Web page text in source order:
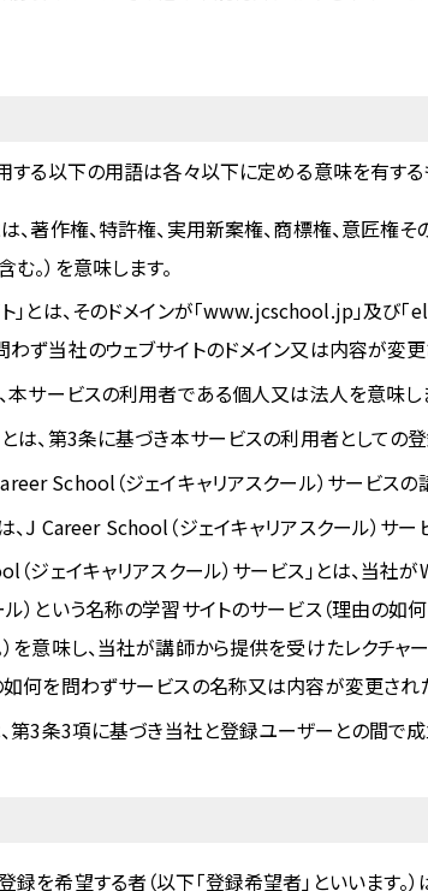
る以下の用語は各々以下に定める意味を有する
は、著作権、特許権、実用新案権、商標権、意匠
。）を意味します。
ト」とは、そのドメインが「www.jcschool.jp」及
わず当社のウェブサイトのドメイン又は内容が変
、本サービスの利用者である個人又は法人を意味し
とは、第3条に基づき本サービスの利用者として
School（ジェイキャリアスクール）サービ
、J Career School（ジェイキャリアスクール）サー
（ジェイキャリアスクール）サービス」とは、当
ル）という名称の学習サイトのサービス（理由の
）を意味し、当社が講師から提供を受けたレクチ
如何を問わずサービスの名称又は内容が変更され
、第3条3項に基づき当社と登録ユーザーとの間で
を希望する者（以下「登録希望者」といいます。